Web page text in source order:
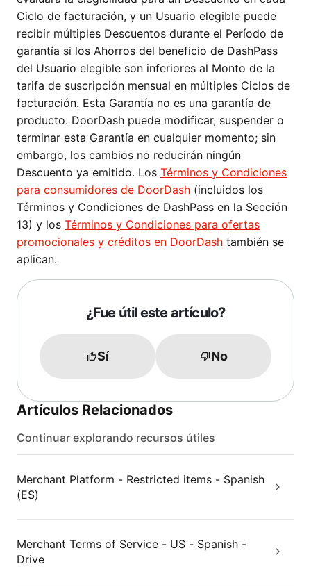
Ciclo de facturación, y un Usuario elegible puede
recibir múltiples Descuentos durante el Período de
garantía si los Ahorros del beneficio de DashPass
del Usuario elegible son inferiores al Monto de la
tarifa de suscripción mensual en múltiples Ciclos de
facturación. Esta Garantía no es una garantía de
producto. DoorDash puede modificar, suspender o
terminar esta Garantía en cualquier momento; sin
embargo, los cambios no reducirán ningún
Descuento ya emitido. Los Términos y Condiciones
para consumidores de DoorDash (incluidos los
Términos y Condiciones de DashPass en la Sección
13) y los Términos y Condiciones para ofertas
promocionales y créditos en DoorDash también se
aplican.
¿Fue útil este artículo?
Sí No
Artículos Relacionados
Continuar explorando recursos útiles
Merchant Platform - Restricted items - Spanish
(ES)
Merchant Terms of Service - US - Spanish -
Drive